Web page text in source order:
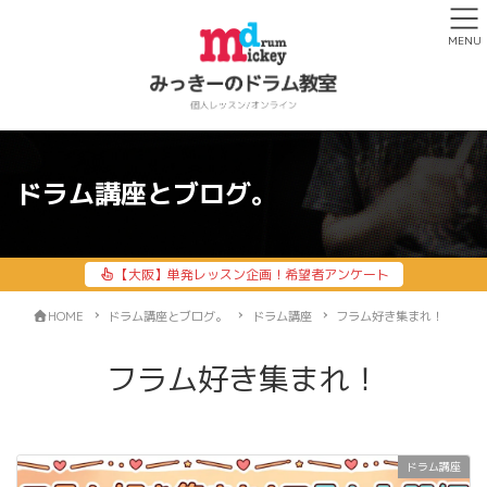
ドラム講座とブログ。
【大阪】単発レッスン企画！希望者アンケート
HOME ドラム講座とブログ。 ドラム講座 フラム好き集まれ！
フラム好き集まれ！
ドラム講座
MENU